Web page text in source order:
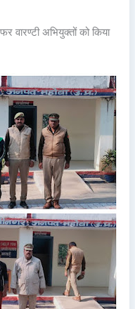
वारण्टी अभियुक्तों को किया